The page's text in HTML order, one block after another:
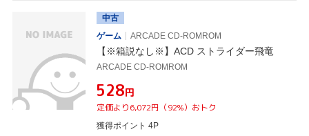
中古
ゲーム
ARCADE CD-ROMROM
【※箱説なし※】ACD ストライダー飛竜
ARCADE CD-ROMROM
¥528円
定価より6,072円（92%）おトク
獲得ポイント 4P